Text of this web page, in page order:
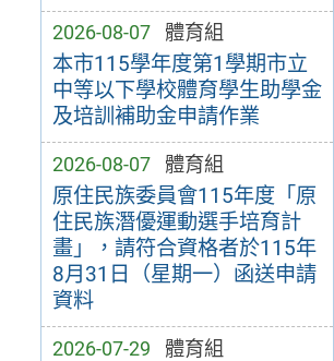
2026-08-07 體育組
本市115學年度第1學期市立
中等以下學校體育學生助學金
及培訓補助金申請作業
2026-08-07 體育組
原住民族委員會115年度「原
住民族潛優運動選手培育計
畫」，請符合資格者於115年
8月31日（星期一）函送申請
資料
2026-07-29 體育組